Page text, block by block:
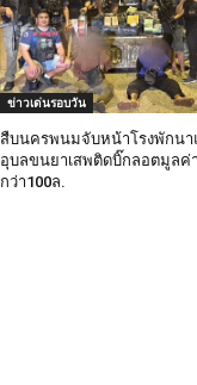
ข่าวเด่นรอบวัน
สืบนครพนมจับหน้าโรงพักน
อุบลขนยาเสพติดบิ๊กลอตมูลค่า
กว่า100ล.